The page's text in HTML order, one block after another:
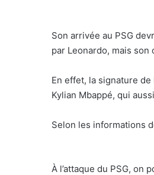
Son arrivée au PSG
par Leonardo, mais son
En effet, la signature
Kylian Mbappé, qui
Selon les informations
À l’attaque du PSG, on